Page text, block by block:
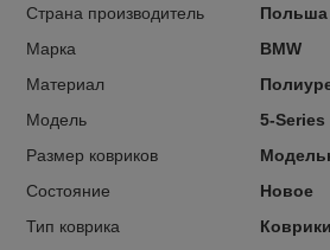
Страна производитель
Польша
Марка
BMW
Материал
Модель
5-Series
Размер ковриков
Состояние
Новое
Тип коврика